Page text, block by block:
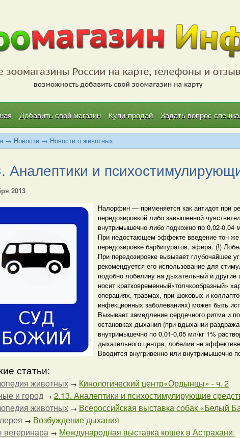
Добавить свой магазин Купи-продай Задать вопрос
→ Новости → Новости о животных
Аналептики и
2013
Налорфин — применяется как антидот при
передозировкой либо завышенной
внутримышечно либо подкожно по 0,02-0,04
При недостающем эффекте введение тон
передозировке барбитуратов, эфира. (!)
При передозировке вызывает глубочайшее
рекомендуется его использование для
подобно лобелину на дыхательный и другие
носит кратковременный«толчкообразный»
операциях, травмах, при шоковых и
инфекционных заболеваниях) может быть
Вызывает замедление сердечного ритма и
остановках дыхания (при вдыхании
внутримышечно по 0,01-0,05 мл/кг 1%
дыхательного центра, лобелии не
Вводится внугривенно или внутримышечно
статьи:
животных → Кинологический центр«Ордынцы» - ч. 2
и город → 2.13. Аналептики и психостимулирующие
животных → Всероссийская выставка собак «Белый
→ Возбуждение дыхания
ветеринара → Международная выставка кошек в Астрахани.